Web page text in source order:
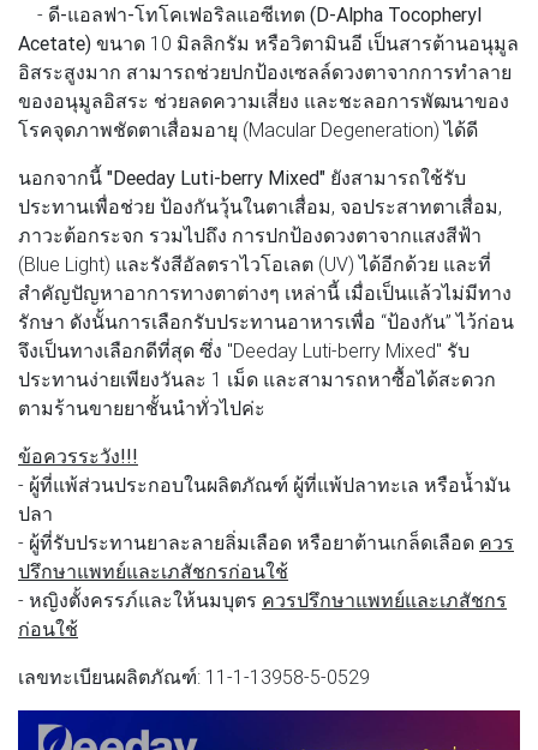
- ดี-แอลฟา-โทโคเฟอริลแอซีเทต (D-Alpha Tocopheryl
Acetate) ขนาด 10 มิลลิกรัม หรือวิตามินอี เป็นสารต้านอนุมูล
อิสระสูงมาก สามารถช่วยปกป้องเซลล์ดวงตาจากการทำลาย
ของอนุมูลอิสระ ช่วยลดความเสี่ยง และชะลอการพัฒนาของ
โรคจุดภาพชัดตาเสื่อมอายุ (Macular Degeneration) ได้ดี
นอกจากนี้ "Deeday Luti-berry Mixed" ยังสามารถใช้รับ
ประทานเพื่อช่วย ป้องกันวุ้นในตาเสื่อม, จอประสาทตาเสื่อม,
ภาวะต้อกระจก รวมไปถึง การปกป้องดวงตาจากแสงสีฟ้า
(Blue Light) และรังสีอัลตราไวโอเลต (UV) ได้อีกด้วย และที่
สำคัญปัญหาอาการทางตาต่างๆ เหล่านี้ เมื่อเป็นแล้วไม่มีทาง
รักษา ดังนั้นการเลือกรับประทานอาหารเพื่อ “ป้องกัน” ไว้ก่อน
จึงเป็นทางเลือกดีที่สุด ซึ่ง "Deeday Luti-berry Mixed" รับ
ประทานง่ายเพียงวันละ 1 เม็ด และสามารถหาซื้อได้สะดวก
ตามร้านขายยาชั้นนำทั่วไปค่ะ
ข้อควรระวัง!!!
- ผู้ที่แพ้ส่วนประกอบในผลิตภัณฑ์ ผู้ที่แพ้ปลาทะเล หรือน้ำมัน
ปลา
- ผู้ที่รับประทานยาละลายลิ่มเลือด หรือยาต้านเกล็ดเลือด ควร
ปรึกษาแพทย์และเภสัชกรก่อนใช้
- หญิงตั้งครรภ์และให้นมบุตร ควรปรึกษาแพทย์และเภสัชกร
ก่อนใช้
เลขทะเบียนผลิตภัณฑ์: 11-1-13958-5-0529